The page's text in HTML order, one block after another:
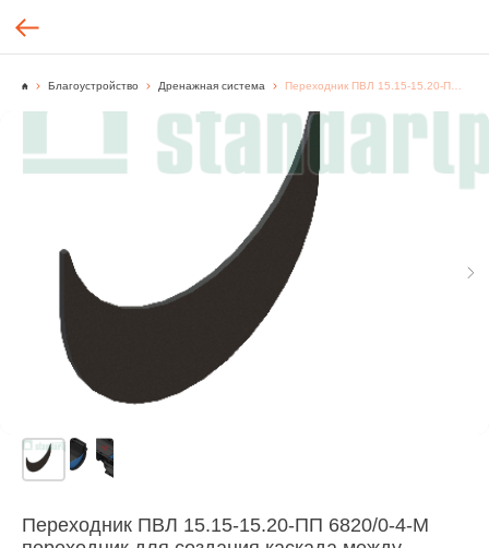
Благоустройство Дренажная система
Переходник ПВЛ 15.15-15.20-ПП 6820/0-4-М